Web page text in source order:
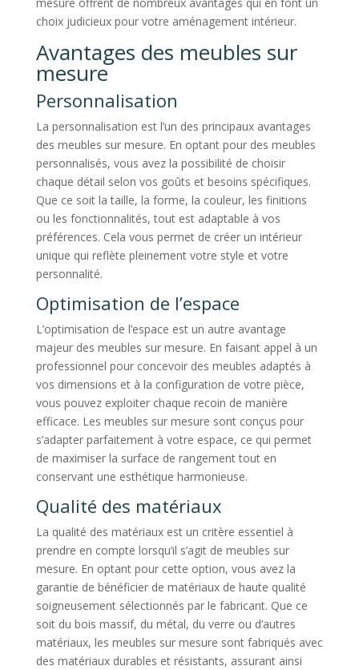
choix judicieux pour votre aménagement intérieur.
Avantages des meubles sur
mesure
Personnalisation
La personnalisation est l’un des principaux avantages
des meubles sur mesure. En optant pour des meubles
personnalisés, vous avez la possibilité de choisir
chaque détail selon vos goûts et besoins spécifiques.
Que ce soit la taille, la forme, la couleur, les finitions
ou les fonctionnalités, tout est adaptable à vos
préférences. Cela vous permet de créer un intérieur
unique qui reflète pleinement votre style et votre
personnalité.
Optimisation de l’espace
L’optimisation de l’espace est un autre avantage
majeur des meubles sur mesure. En faisant appel à un
professionnel pour concevoir des meubles adaptés à
vos dimensions et à la configuration de votre pièce,
vous pouvez exploiter chaque recoin de manière
efficace. Les meubles sur mesure sont conçus pour
s’adapter parfaitement à votre espace, ce qui permet
de maximiser la surface de rangement tout en
conservant une esthétique harmonieuse.
Qualité des matériaux
La qualité des matériaux est un critère essentiel à
prendre en compte lorsqu’il s’agit de meubles sur
mesure. En optant pour cette option, vous avez la
garantie de bénéficier de matériaux de haute qualité
soigneusement sélectionnés par le fabricant. Que ce
soit du bois massif, du métal, du verre ou d’autres
matériaux, les meubles sur mesure sont fabriqués avec
des matériaux durables et résistants, assurant ainsi